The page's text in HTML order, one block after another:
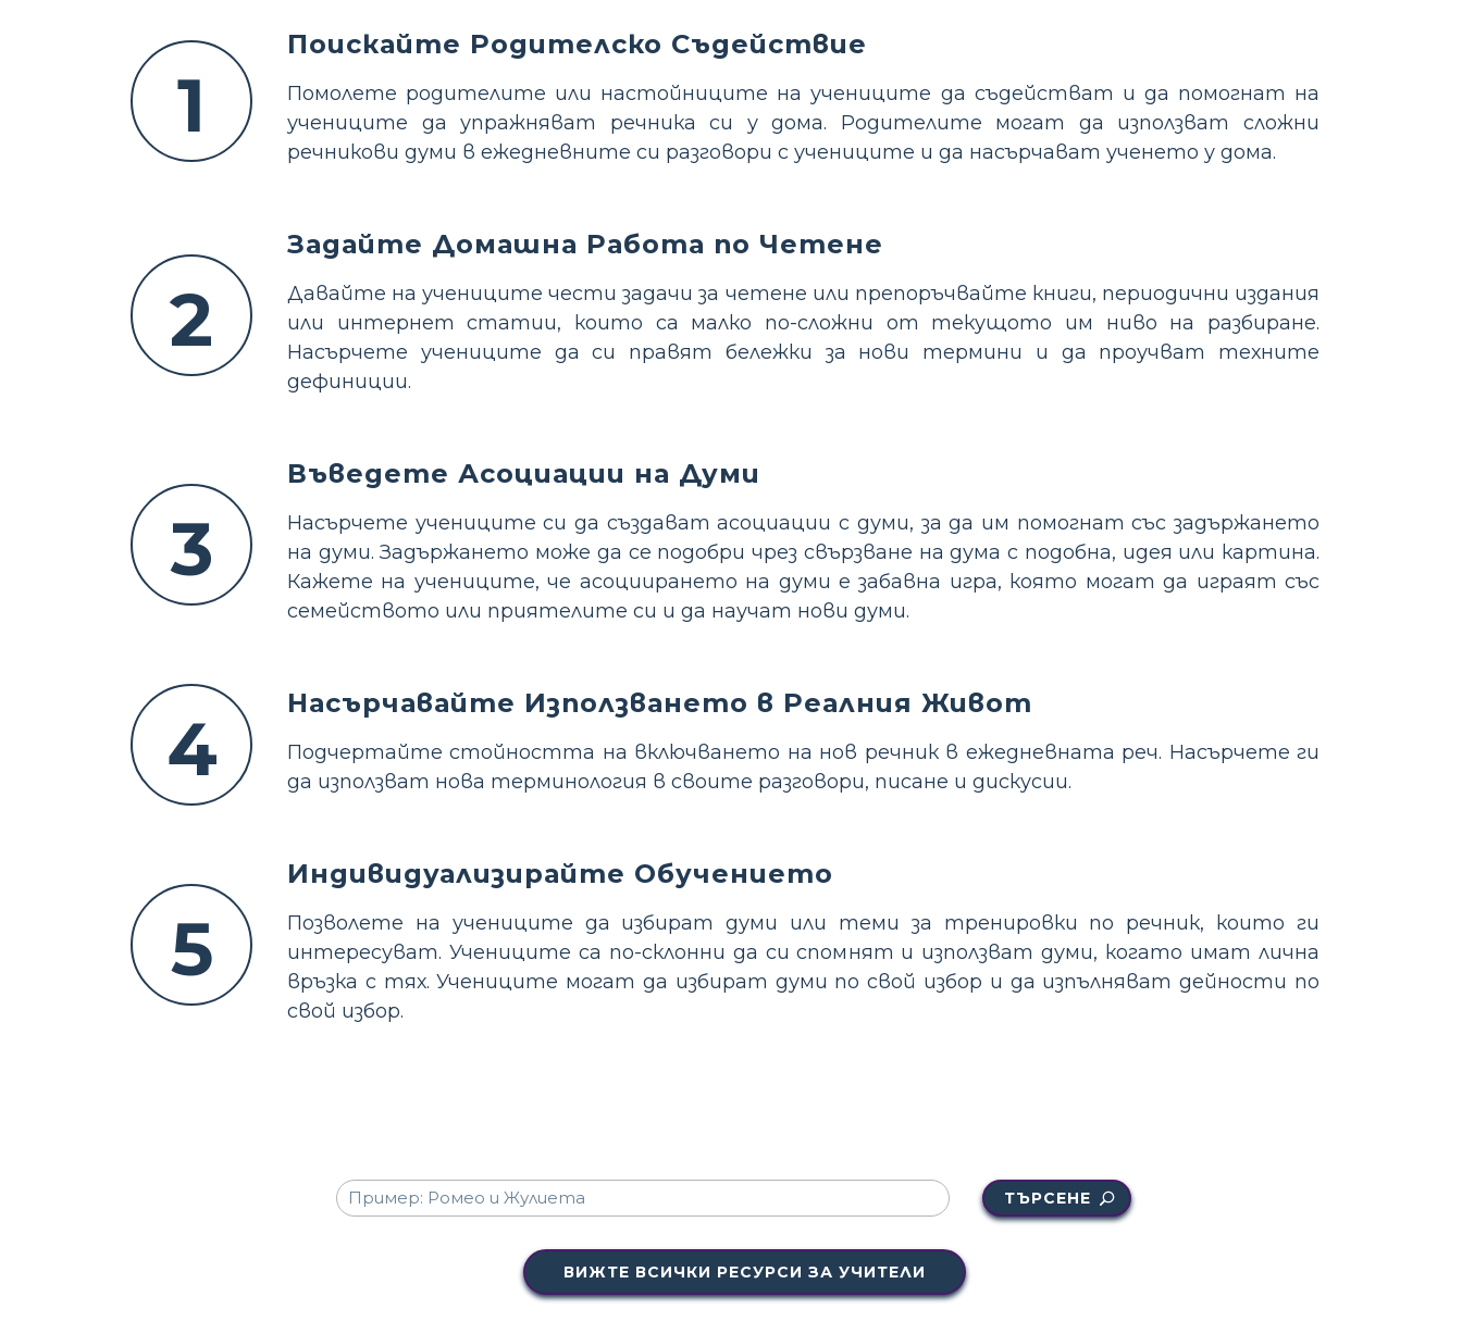
1
Поискайте Родителско Съдействие
Помолете родителите или настойниците на учениците да съдействат и да помогнат на
учениците да упражняват речника си у дома. Родителите могат да използват сложни
речникови думи в ежедневните си разговори с учениците и да насърчават ученето у дома.
2
Задайте Домашна Работа по Четене
Давайте на учениците чести задачи за четене или препоръчвайте книги, периодични издания
или интернет статии, които са малко по-сложни от текущото им ниво на разбиране.
Насърчете учениците да си правят бележки за нови термини и да проучват техните
дефиниции.
3
Въведете Асоциации на Думи
Насърчете учениците си да създават асоциации с думи, за да им помогнат със задържането
на думи. Задържането може да се подобри чрез свързване на дума с подобна, идея или картина.
Кажете на учениците, че асоциирането на думи е забавна игра, която могат да играят със
семейството или приятелите си и да научат нови думи.
4
Насърчавайте Използването в Реалния Живот
Подчертайте стойността на включването на нов речник в ежедневната реч. Насърчете ги
да използват нова терминология в своите разговори, писане и дискусии.
5
Индивидуализирайте Обучението
Позволете на учениците да избират думи или теми за тренировки по речник, които ги
интересуват. Учениците са по-склонни да си спомнят и използват думи, когато имат лична
връзка с тях. Учениците могат да избират думи по свой избор и да изпълняват дейности по
свой избор.
ТЪРСЕНЕ
ВИЖТЕ ВСИЧКИ РЕСУРСИ ЗА УЧИТЕЛИ